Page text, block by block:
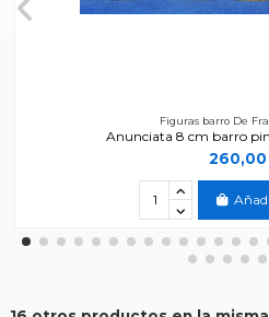
Figuras barro De
Anunciata 8 cm barro